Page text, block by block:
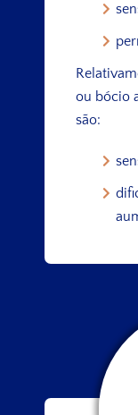
ou bócio
são: